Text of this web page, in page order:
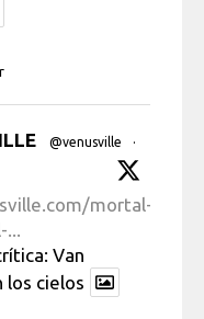
@venusville
·
mortal-
Van
los cielos